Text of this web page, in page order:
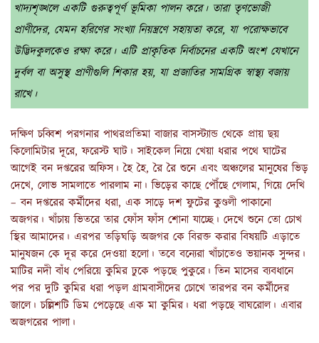
খাদ্যশৃঙ্খলে একটি গুরুত্বপূর্ণ ভূমিকা পালন করে। তারা তৃণভোজী
প্রাণীদের, যেমন হরিণের সংখ্যা নিয়ন্ত্রণে সহায়তা করে, যা পরোক্ষভাবে
উদ্ভিদকুলকেও রক্ষা করে। এটি প্রাকৃতিক নির্বাচনের একটি অংশ যেখানে
দুর্বল বা অসুস্থ প্রাণীগুলি শিকার হয়, যা প্রজাতির সামগ্রিক স্বাস্থ্য বজায়
রাখে।
দক্ষিণ চব্বিশ পরগনার পাথরপ্রতিমা বাজার বাসস্ট্যান্ড থেকে প্রায় ছয়
কিলোমিটার দূরে, ফরেস্ট ঘাট। সাইকেল নিয়ে খেয়া ধরার পথে ঘাটের
আগেই বন দপ্তরের অফিস। হৈ হৈ, রৈ রৈ শুনে এবং অঞ্চলের মানুষের ভিড়
দেখে, লোভ সামলাতে পারলাম না। ভিড়ের কাছে পৌঁছে গেলাম, গিয়ে দেখি
– বন দপ্তরের কর্মীদের ধরা, এক সাড়ে দশ ফুটের কুণ্ডলী পাকানো
অজগর। খাঁচায় ভিতরে তার ফোঁস ফাঁস শোনা যাচ্ছে। দেখে শুনে তো চোখ
স্থির আমাদের। এরপর তড়িঘড়ি অজগর কে বিরক্ত করার বিষয়টি এড়াতে
মানুষজন কে দূর করে দেওয়া হলো। তবে বন্যেরা খাঁচাতেও ভয়ানক সুন্দর।
মাটির নদী বাঁধ পেরিয়ে কুমির ঢুকে পড়ছে পুকুরে। তিন মাসের ব্যবধানে
পর পর দুটি কুমির ধরা পড়ল গ্রামবাসীদের চোখে তারপর বন কর্মীদের
জালে। চল্লিশটি ডিম পেড়েছে এক মা কুমির। ধরা পড়ছে বাঘরোল। এবার
অজগরের পালা।